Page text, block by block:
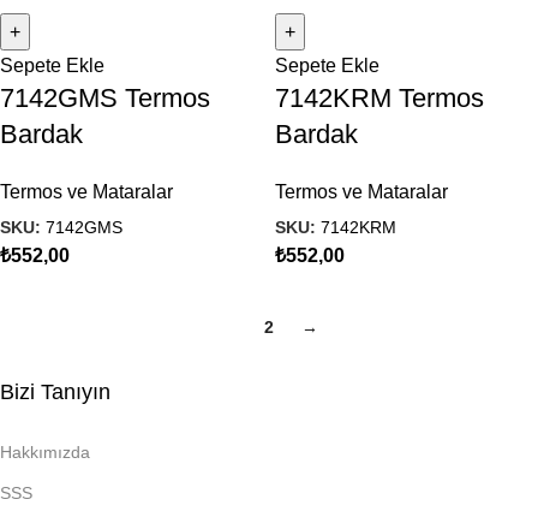
Sepete Ekle
7142GMS Termos
Bardak
Termos ve Mataralar
SKU: 7142GMS
₺552,00
Sepete Ekle
7142KRM Termos
Bardak
Termos ve Mataralar
SKU: 7142KRM
₺552,00
2 →
Bizi Tanıyın
Hakkımızda
SSS